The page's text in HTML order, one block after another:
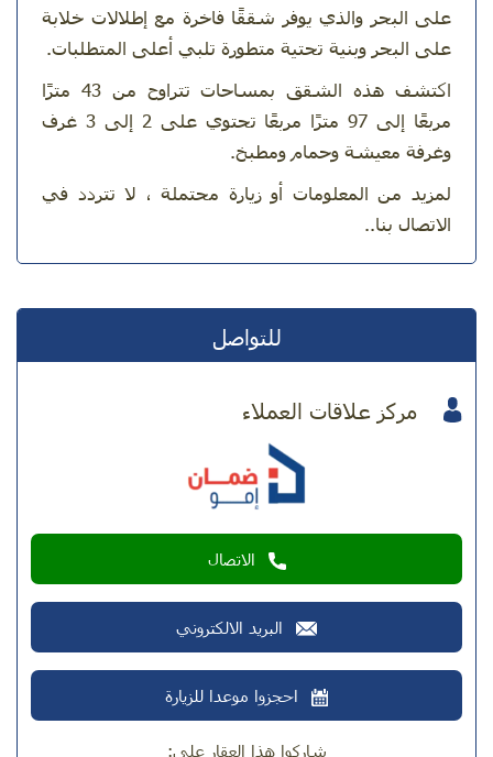
على البحر والذي يوفر شققًا فاخرة مع إطلالات خلابة
على البحر وبنية تحتية متطورة تلبي أعلى المتطلبات.
اكتشف هذه الشقق بمساحات تتراوح من 43 مترًا
مربعًا إلى 97 مترًا مربعًا تحتوي على 2 إلى 3 غرف
وغرفة معيشة وحمام ومطبخ.
لمزيد من المعلومات أو زيارة محتملة ، لا تتردد في
الاتصال بنا..
للتواصل
مركز علاقات العملاء
الاتصال
البريد الالكتروني
احجزوا موعدا للزيارة
شاركوا هذا العقار على: